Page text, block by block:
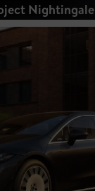
Nightingale